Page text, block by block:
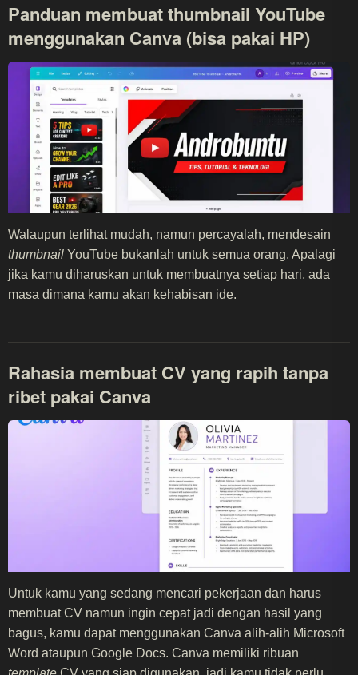
Panduan membuat thumbnail YouTube
menggunakan Canva (bisa pakai HP)
Walaupun terlihat mudah, namun percayalah, mendesain
thumbnail YouTube bukanlah untuk semua orang. Apalagi
jika kamu diharuskan untuk membuatnya setiap hari, ada
masa dimana kamu akan kehabisan ide.
Rahasia membuat CV yang rapih tanpa
ribet pakai Canva
Untuk kamu yang sedang mencari pekerjaan dan harus
membuat CV namun ingin cepat jadi dengan hasil yang
bagus, kamu dapat menggunakan Canva alih-alih Microsoft
Word ataupun Google Docs. Canva memiliki ribuan